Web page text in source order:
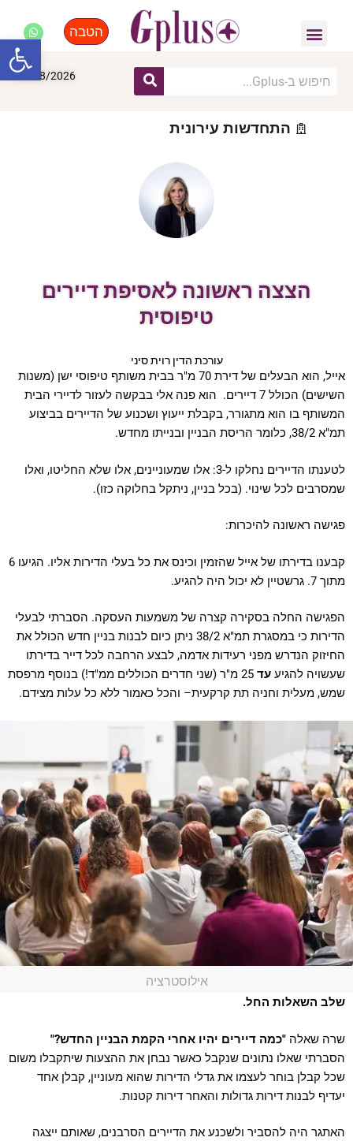
הטבה
09/08/2026
התחדשות עירונית
הצצה ראשונה לאסיפת דיירים
טיפוסית
עורכת הדין רוית סיני
אייל, הוא הבעלים של דירת 70 מ"ר בבית משותף טיפוסי ישן (משנות
השישים) הכולל 7 דיירים. הוא פנה אלי בבקשה לעזור לדיירי הבית
המשותף בו הוא מתגורר, בקבלת ייעוץ ושכנוע של הדיירים בביצוע
תמ"א 38/2, כלומר הריסת הבניין ובנייתו מחדש.
לטענתו הדיירים נחלקו ל-3: אלו שמעוניינים, אלו שלא החליטו, ואלו
שמסרבים לכל שינוי. (בכל בניין, ניתקל בחלוקה כזו).
פגישה ראשונה להיכרות:
קבענו בדירתו של אייל שהזמין וכינס את כל בעלי הדירות אליו. הגיעו 6
מתוך 7. גרשטיין לא יכול היה להגיע.
הפגישה החלה בסקירה קצרה של משמעות העסקה. הסברתי לבעלי
הדירות כי במסגרת תמ"א 38/2 ניתן כיום לבנות בניין חדש הכולל את
החיזוק הנדרש מפני רעידות אדמה, לבצע הרחבה לכל דייר בדירתו
שעשויה להגיע עד
25 מ"ר (שני חדרים הכוללים ממ"ד!) בנוסף מרפסת
שמש, מעלית וחניה תת קרקעית– והכל כאמור ללא כל עלות מצידם.
אילוסטרציה
שלב השאלות החל.
שרה שאלה "כמה דיירים יהיו אחרי הקמת הבניין החדש?"
הסברתי שאלו נתונים שנקבל כאשר נבחן את ההצעות שיתקבלו משום
שכל קבלן בוחר לעצמו את גדלי הדירות שהוא מעוניין, קבלן אחד
יעדיף לבנות דירות גדולות והאחר דירות קטנות.
האתגר היה להסביר ולשכנע את הדיירים הסרבנים, שאותם ייצגה
פתח